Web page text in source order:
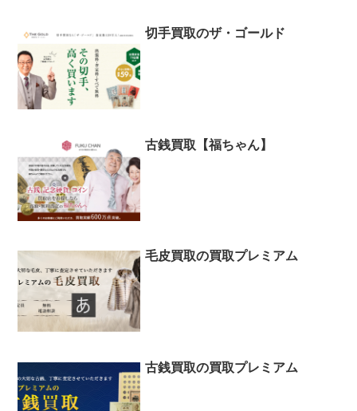
切手買取のザ・ゴールド
古銭買取【福ちゃん】
毛皮買取の買取プレミアム
古銭買取の買取プレミアム